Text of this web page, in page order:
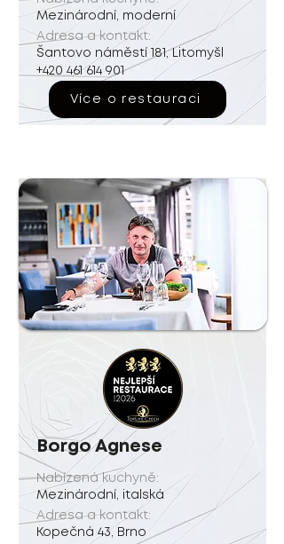
Mezinárodní, moderní
Adresa a kontakt:
Šantovo náměstí 181, Litomyšl
+420 461 614 901
Více o restauraci
Borgo Agnese
Nabízená kuchyně:
Mezinárodní, italská
Adresa a kontakt:
Kopečná 43, Brno